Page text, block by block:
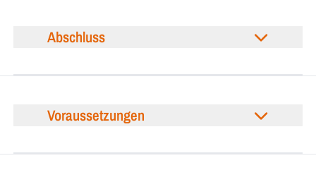
Abschluss
Voraussetzungen